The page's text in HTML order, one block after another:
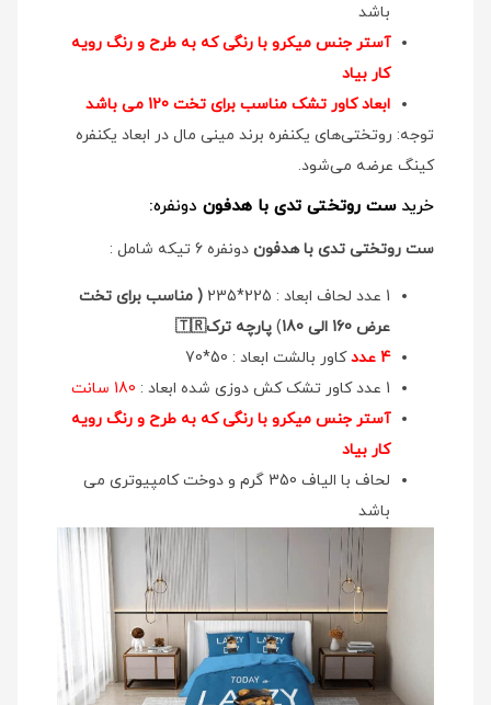
باشد
آستر جنس میکرو با رنگی که به طرح و رنگ رویه
کار بیاد
ابعاد کاور تشک مناسب برای تخت 120 می باشد
توجه: روتختی‌های یکنفره برند مینی مال در ابعاد یکنفره
کینگ عرضه می‌شود.
خریدست روتختی تدی با هدفون دونفره:
ست روتختی تدی با هدفون دونفره 6 تیکه شامل :
1 عدد لحاف ابعاد : 225*235
( مناسب برای تخت
عرض 160 الی 180
) پارچه ترک🇹🇷
4 عدد
کاور بالشت ابعاد : 50*70
1 عدد کاور تشک کش دوزی شده ابعاد :
آستر جنس میکرو با رنگی که به طرح و رنگ رویه
کار بیاد
لحاف با الیاف 350 گرم و دوخت کامپیوتری می
باشد